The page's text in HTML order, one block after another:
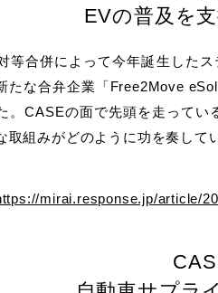
EVの普及を
等合併によって今年誕生した
たな合弁企業「Free2Move
。CASEの面で先頭を走ってい
取組みがどのように功を奏して
mirai.response.jp/article/